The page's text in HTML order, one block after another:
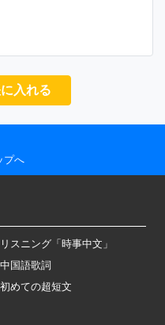
入れる
プへ
リスニング「時事中文」
中国語歌詞
初めての超短文